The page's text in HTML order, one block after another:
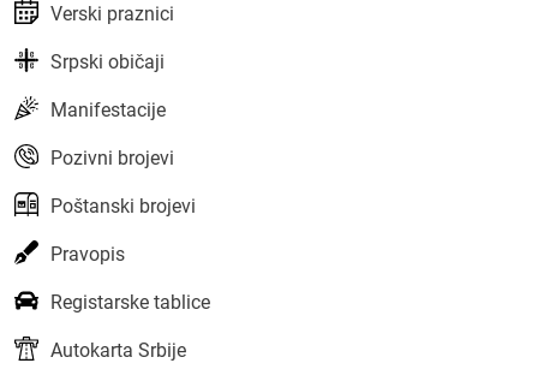
Verski praznici
Srpski običaji
Manifestacije
Pozivni brojevi
Poštanski brojevi
Pravopis
Registarske tablice
Autokarta Srbije